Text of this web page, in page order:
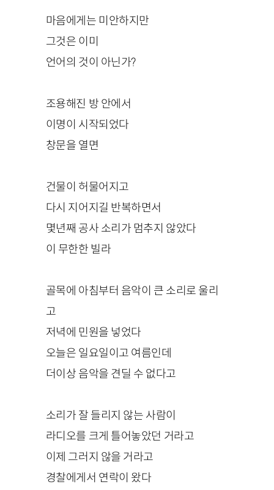
마음에게는 미안하지만
그것은 이미
언어의 것이 아닌가?
조용해진 방 안에서
이명이 시작되었다
창문을 열면
건물이 허물어지고
다시 지어지길 반복하면서
몇년째 공사 소리가 멈추지 않았다
이 무한한 빌라
골목에 아침부터 음악이 큰 소리로 울리
고
저녁에 민원을 넣었다
오늘은 일요일이고 여름인데
더이상 음악을 견딜 수 없다고
소리가 잘 들리지 않는 사람이
라디오를 크게 틀어놓았던 거라고
이제 그러지 않을 거라고
경찰에게서 연락이 왔다